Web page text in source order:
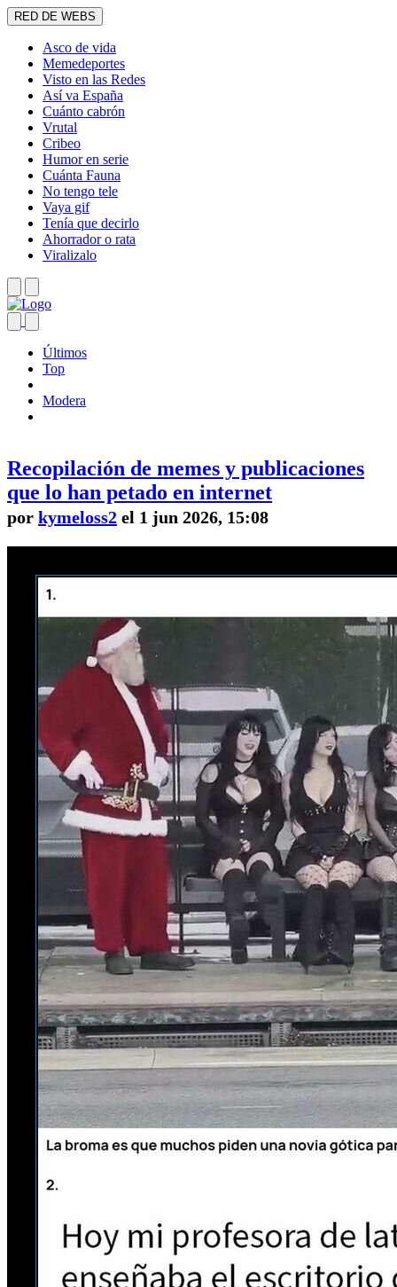
RED DE WEBS
Asco de vida
Memedeportes
Visto en las Redes
Así va España
Cuánto cabrón
Vrutal
Cribeo
Humor en serie
Cuánta Fauna
No tengo tele
Vaya gif
Tenía que decirlo
Ahorrador o rata
Viralizalo
Últimos
Top
Modera
Recopilación de memes y publicaciones
que lo han petado en internet
por kymeloss2 el 1 jun 2026, 15:08